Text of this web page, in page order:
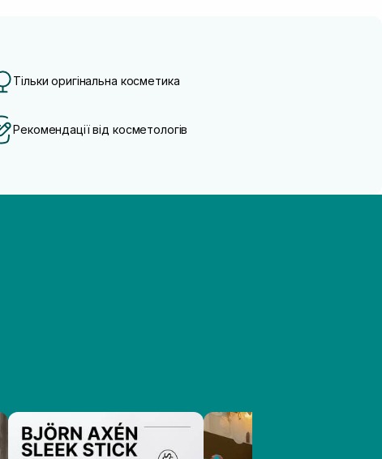
Тільки оригінальна косметика
Рекомендації від косметологів